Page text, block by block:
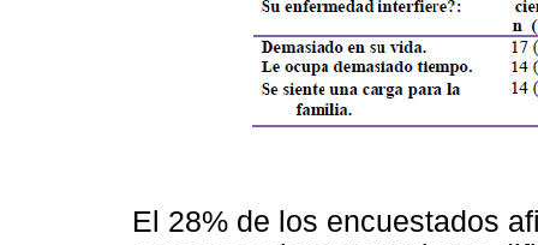
El 28% de los encuestados